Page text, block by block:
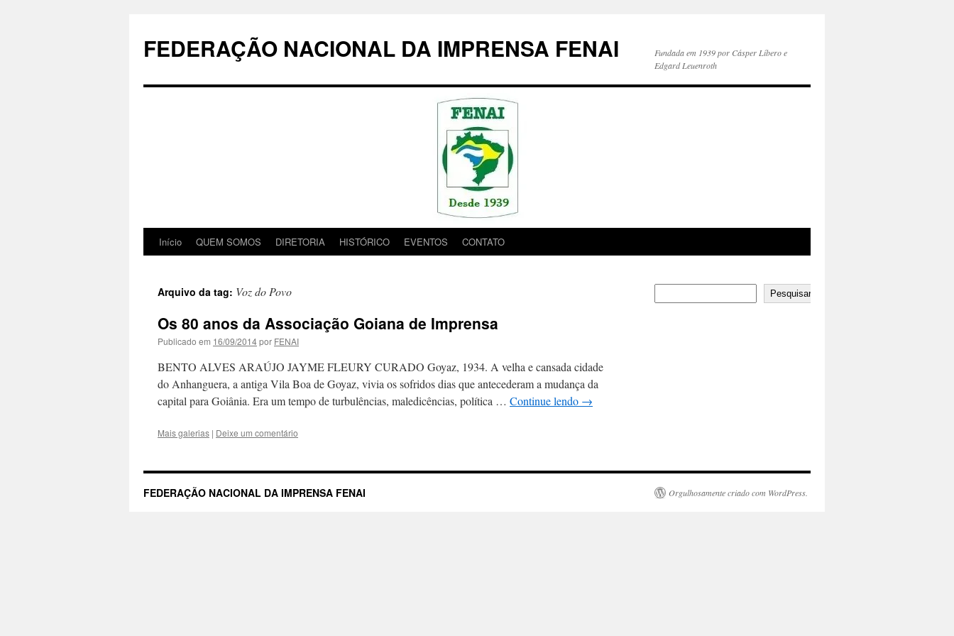
conteúdo
FEDERAÇÃO NACIONAL DA IMPRENSA FENAI
Fundada em 1939 por Cásper Líbero e
Edgard Leuenroth
Início QUEM SOMOS DIRETORIA HISTÓRICO EVENTOS CONTATO
Arquivo da tag: Voz do Povo
Os 80 anos da Associação Goiana de Imprensa
Publicado em 16/09/2014por FENAI
BENTO ALVES ARAÚJO JAYME FLEURY CURADO Goyaz, 1934. A velha e cansada cidade
do Anhanguera, a antiga Vila Boa de Goyaz, vivia os sofridos dias que antecederam a mudança da
capital para Goiânia. Era um tempo de turbulências, maledicências, política … Continue lendo →
Mais galerias | Deixe um comentário
Pesquisar
FEDERAÇÃO NACIONAL DA IMPRENSA FENAI Orgulhosamente criado com WordPress.